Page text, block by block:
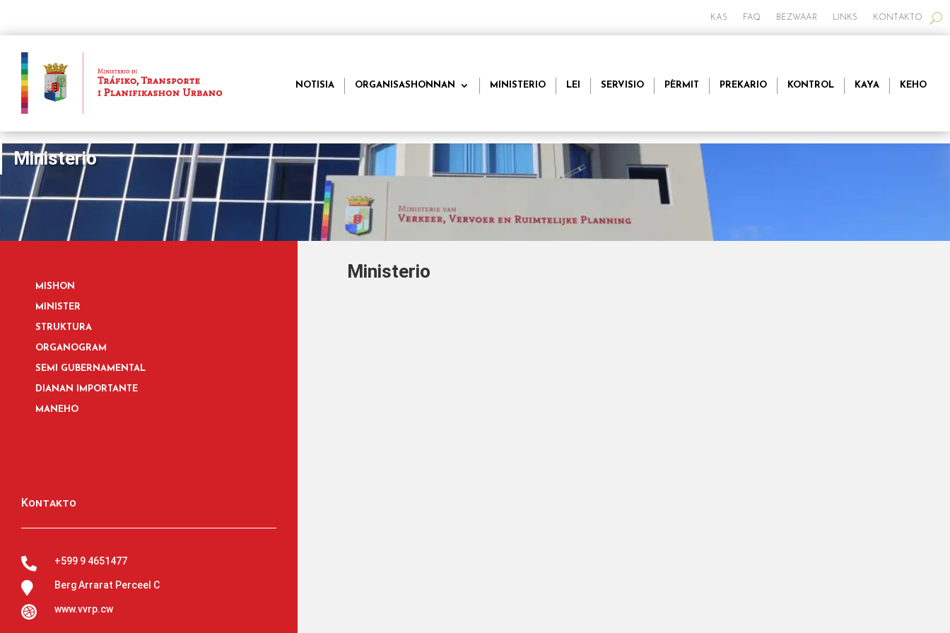
KAS FAQ BEZWAAR LINKS KONTAKTO
NOTISIA ORGANISASHONNAN MINISTERIO LEI SERVISIO PÈRMIT PREKARIO KONTROL KAYA KEHO
Ministerio
MISHON
MINISTER
STRUKTURA
ORGANOGRAM
SEMI GUBERNAMENTAL
DIANAN IMPORTANTE
MANEHO
Kontakto
 +599 9 4651477
 Berg Arrarat Perceel C
 www.vvrp.cw
Ministerio